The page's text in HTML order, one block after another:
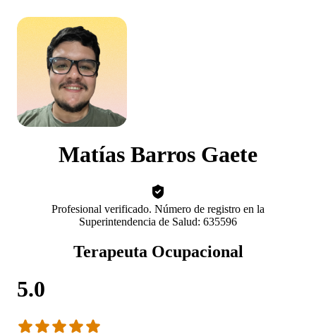
Matías Barros Gaete
Profesional verificado. Número de registro en la
Superintendencia de Salud: 635596
Terapeuta Ocupacional
5.0